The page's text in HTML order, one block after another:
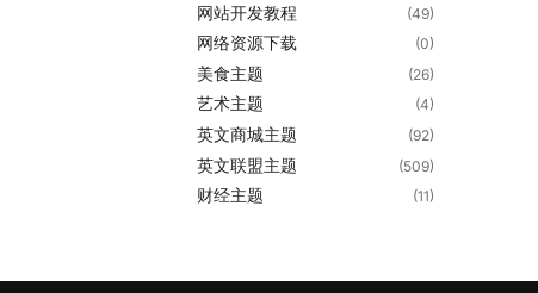
网站开发教程 (49)
网络资源下载 (0)
美食主题 (26)
艺术主题 (4)
英文商城主题 (92)
英文联盟主题 (509)
财经主题 (11)